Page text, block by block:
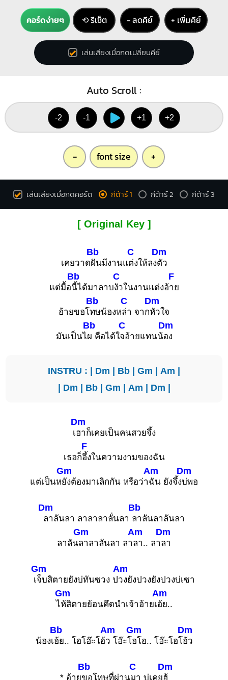
คอร์ดง่ายๆ ⟲ รีเซ็ต − ลดคีย์ + เพิ่มคีย์
เล่นเสียงเมื่อกดเปลี่ยนคีย์
Auto Scroll :
-2 -1 +1 +2
- font size +
เล่นเสียงเมื่อกดคอร์ด กีต้าร์ 1 กีต้าร์ 2 กีต้าร์ 3
[ Original Key ]
เคยวาด
Bb
ฝันมีงานแ
C
ต่งให้ลง
Dm
ตัว
แต่มื้อ
Bb
นี้ได้มาลาบ
C
งัวในงานแต่งอ้
F
าย
อ้ายขอโ
Bb
ทษน้องห
C
ล่า จาก
Dm
หัวใจ
มันเป็นไ
Bb
ผ คือได้ใ
C
จอ้ายแทนน้
Dm
อง
INSTRU : | Dm | Bb | Gm | Am |
| Dm | Bb| Gm | Am | Dm |
เ
Dm
ฮาก็เคยเป็นคนสวยจึ้ง
เธอก็
F
อึ้งในความงามของฉัน
แต่เป็นห
Gm
ยังต้องมาเลิกกัน หรือว่า
Am
ฉัน ยังจึ้ง
Dm
บ่พอ
Dm
ลาลันลา ลาลาลาลั่นลา
Bb
ลาลันลาลันลา
ลาลัน
Gm
ลาลาลันลา ลา
Am
ลา.. ลา
Dm
ลา
เ
Gm
จ็บสิตายยังบ่ทันซวง ป
Am
วงยังปวงยังปวงบ่เซา
ไ
Gm
ห้สิตายย้อนคึดนำเจ้าอ้ายเ
Am
อ้ย..
น้องเ
Bb
อ้ย.. โอโฮ๊ะโอ้
Am
ว โฮ๊ะโ
Gm
อโอ.. โฮ๊ะโอโ
Dm
อ้ว
* อ้าย
Bb
ขอโทษที่ผ่าน
C
มา บ่เคย
Dm
ฮู้